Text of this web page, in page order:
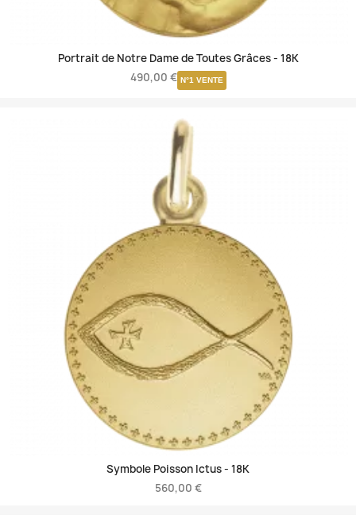
Portrait de Notre Dame de Toutes Grâces - 18K
490,00 € N°1 VENTE
Symbole Poisson Ictus - 18K
560,00 €